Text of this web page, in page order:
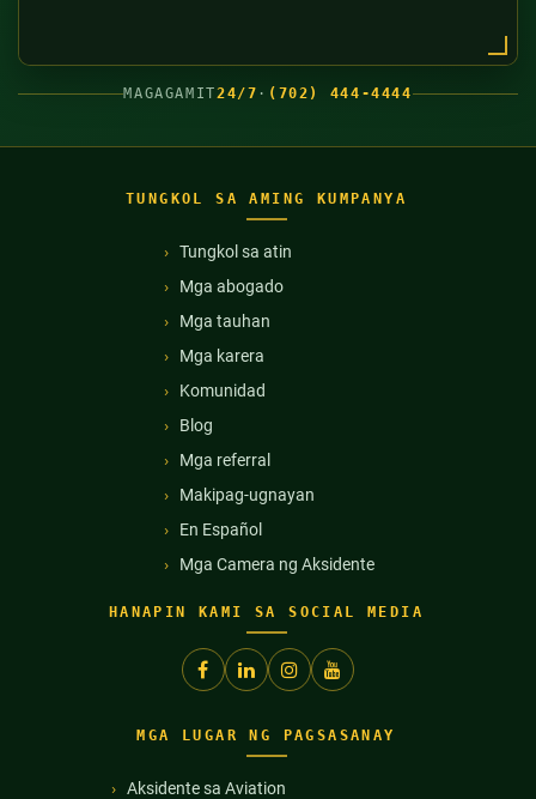
MAGAGAMIT24/7 · (702) 444-4444
TUNGKOL SA AMING KUMPANYA
Tungkol sa atin
Mga abogado
Mga tauhan
Mga karera
Komunidad
Blog
Mga referral
Makipag-ugnayan
En Español
Mga Camera ng Aksidente
HANAPIN KAMI SA SOCIAL MEDIA
MGA LUGAR NG PAGSASANAY
Aksidente sa Aviation